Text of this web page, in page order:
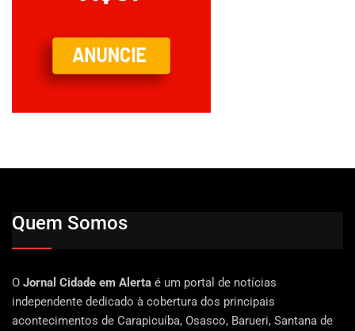
Quem Somos
O Jornal Cidade em Alerta é um portal de notícias
independente dedicado à cobertura dos principais
acontecimentos de Carapicuíba, Osasco, Barueri, Santana de